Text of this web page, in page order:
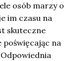
osób marzy o
im czasu na
skuteczne
na